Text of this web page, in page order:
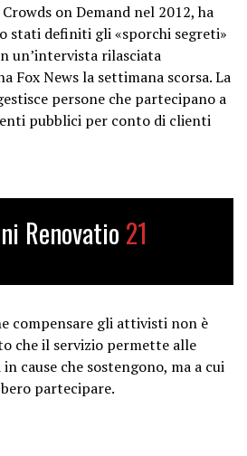
on Demand nel 2012, ha
stati definiti gli «sporchi segreti»
un’intervista rilasciata
Fox News la settimana scorsa. La
persone che partecipano a
pubblici per conto di clienti
Renovatio 21
compensare gli attivisti non è
che il servizio permette alle
cause che sostengono, ma a cui
partecipare.